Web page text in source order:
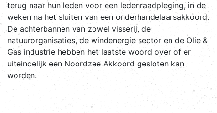
terug naar hun leden voor een ledenraadpleging, in de
weken na het sluiten van een onderhandelaarsakkoord.
De achterbannen van zowel visserij, de
natuurorganisaties, de windenergie sector en de Olie &
Gas industrie hebben het laatste woord over of er
uiteindelijk een Noordzee Akkoord gesloten kan
worden.